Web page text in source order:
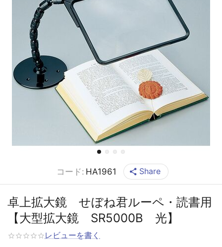
コード: HA1961 Share
卓上拡大鏡 せぼね君ルーペ・読書用
【大型拡大鏡 SR5000B 光】
レビューを書く